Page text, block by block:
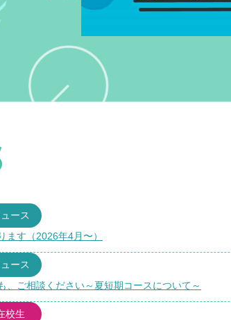
ース
ます（2026年4月〜）
ース
、ご相談ください～夏短期コースについて～
校生